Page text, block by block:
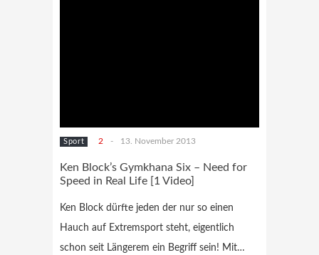
Sport 2 - 13. November 2013
Ken Block’s Gymkhana Six – Need for
Speed in Real Life [1 Video]
Ken Block dürfte jeden der nur so einen
Hauch auf Extremsport steht, eigentlich
schon seit Längerem ein Begriff sein! Mit…